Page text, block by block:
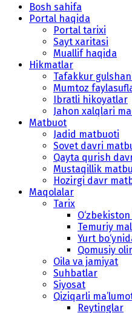
Bosh sahifa
Portal haqida
Portal tarixi
Sayt xaritasi
Muallif haqida
Hikmatlar
Tafakkur
Mumtoz
Ibratli hikoyatlar
Jahon xalqlari
Matbuot
Jadid matbuoti
Sovet davri
Qayta qurish
Mustaqillik
Hozirgi davr
Maqolalar
Tarix
Temuriy
Yurt
Qomusiy
Oila va jamiyat
Suhbatlar
Siyosat
Qiziqarli
Reytinglar